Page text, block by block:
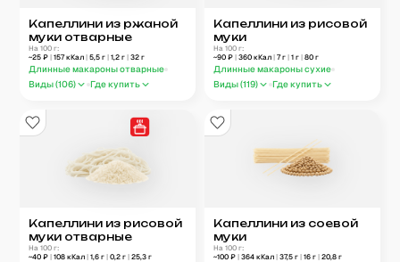
Капеллини из ржаной
муки отварные
На 100 г:
~25 ₽| 157кКал| 5,5 г| 1,2 г| 32 г
Длинные макароны отварные
Виды (106) Где купить
Капеллини из рисовой
муки
На 100 г:
~90 ₽ | 360 кКал | 7г | 1 г | 80 г
Длинные макароны сухие
Виды (119) Где купить
Капеллини из рисовой
муки отварные
На 100 г:
~40 ₽| 108 кКал| 1,6 г| 0,2 г| 25,3 г
Капеллини из соевой
муки
На 100 г:
~100 ₽ | 364 кКал | 37,5 г | 16 г | 20,8 г